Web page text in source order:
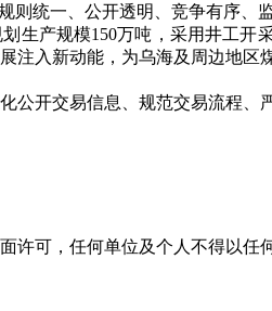
统一、公开透明、竞争有序、
产规模150万吨，采用井工开
注入新动能，为乌海及周边地区
开交易信息、规范交易流程、
可，任何单位及个人不得以任